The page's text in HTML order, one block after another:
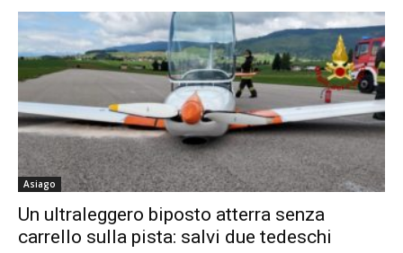
Asiago
Un ultraleggero biposto atterra senza
carrello sulla pista: salvi due tedeschi